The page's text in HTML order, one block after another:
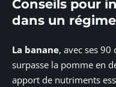
Conseils pour
dans un
La banane, avec ses
surpasse la pomme en
apport de nutriments